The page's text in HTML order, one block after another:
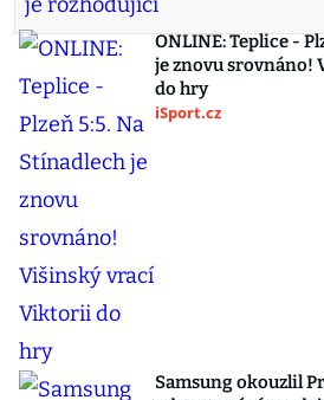
ONLINE: Teplice -
je znovu
do hry
iSport.cz
Samsung okouzlil